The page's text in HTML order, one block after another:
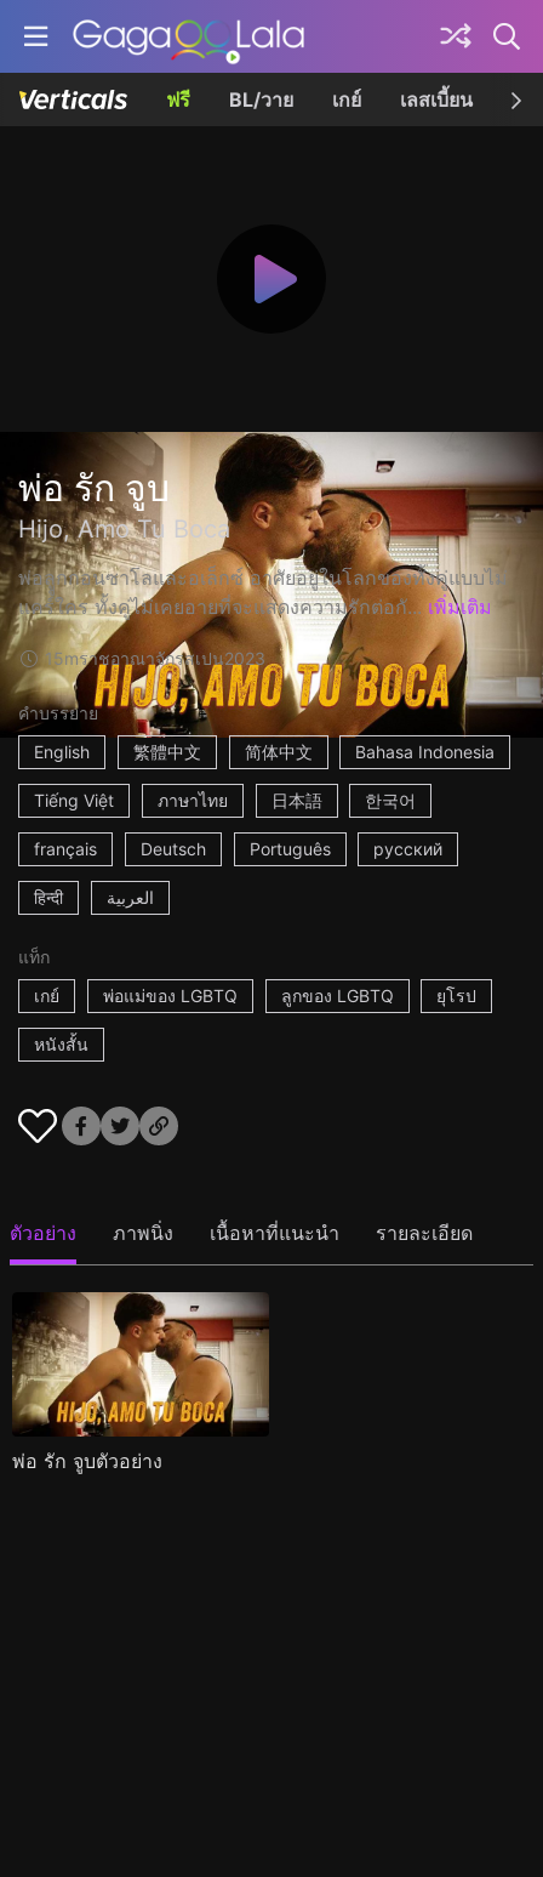
ฟรี BL/วาย เกย์ เลสเบี้ยน เค
พ่อ รัก จูบ
Hijo, Amo Tu Boca
พ่อลููกกอนซาโลและอเล็กซ์ อาศัยอยู่ในโลกของทั้งคู่แบบไม่
แคร์ใคร ทั้งคู่ไม่เคยอายที่จะแสดงความรักต่อกั... เพิ่มเติม
15mราชอาณาจักรสเปน2023
คำบรรยาย
English
繁體中文 简体中文 Bahasa Indonesia
Tiếng Việt ภาษาไทย 日本語 한국어
français Deutsch Português русский
हिन्दी العربية
แท็ก
เกย์
พ่อแม่ของ LGBTQ ลูกของ LGBTQ ยุโรป
หนังสั้น
ตัวอย่าง ภาพนิ่ง เนื้อหาที่แนะนำ รายละเอียด
พ่อ รัก จูบตัวอย่าง